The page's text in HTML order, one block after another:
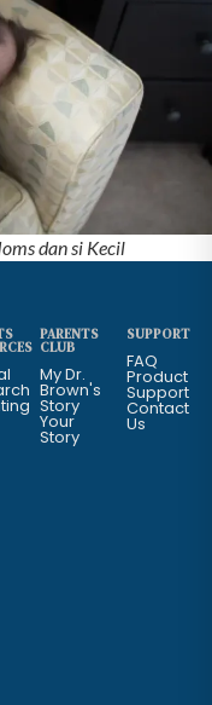
dan si Kecil
PARENTS
CLUB
My Dr.
Brown's
Story
Your
Story
SUPPORT
FAQ
Product
Support
Contact
Us